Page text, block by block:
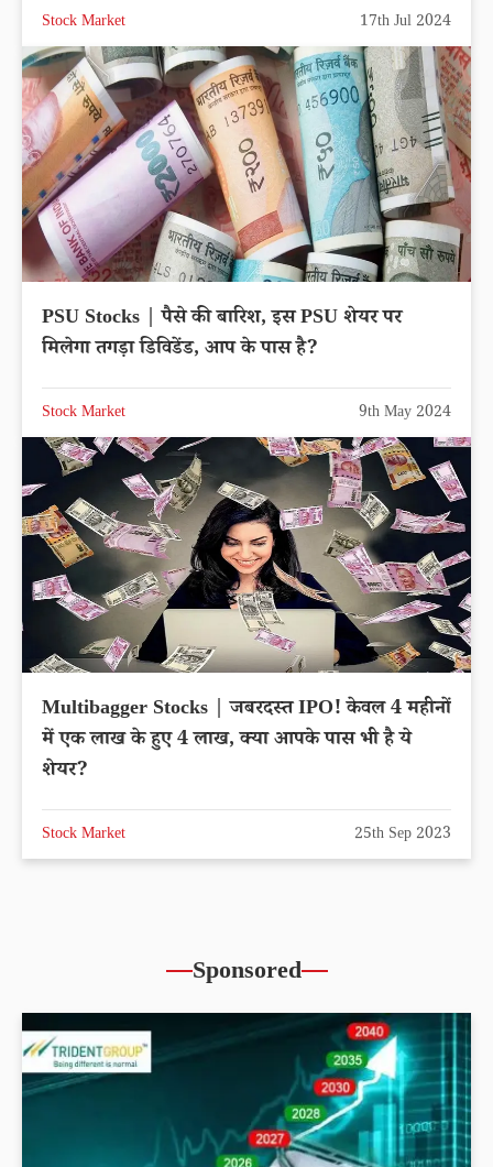
Stock Market 17th Jul 2024
PSU Stocks | पैसे की बारिश, इस PSU शेयर पर
मिलेगा तगड़ा डिविडेंड, आप के पास है?
Stock Market 9th May 2024
Multibagger Stocks | जबरदस्त IPO! केवल 4 महीनों
में एक लाख के हुए 4 लाख, क्या आपके पास भी है ये
शेयर?
Stock Market 25th Sep 2023
Sponsored